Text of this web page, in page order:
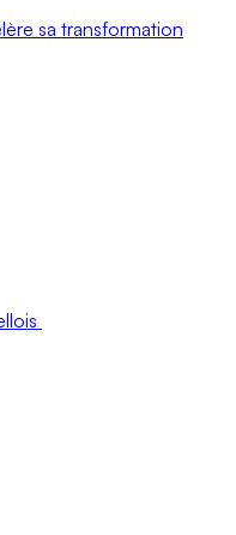
sa transformation